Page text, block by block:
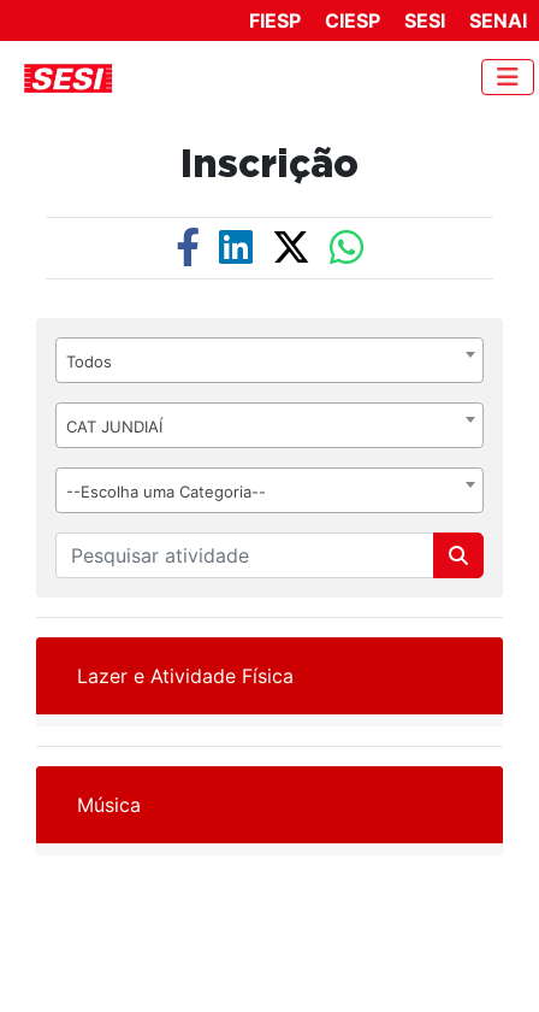
FIESP CIESP SESI SENAI
Inscrição
Todos
CAT JUNDIAÍ
--Escolha uma Categoria--
Lazer e Atividade Física
Música